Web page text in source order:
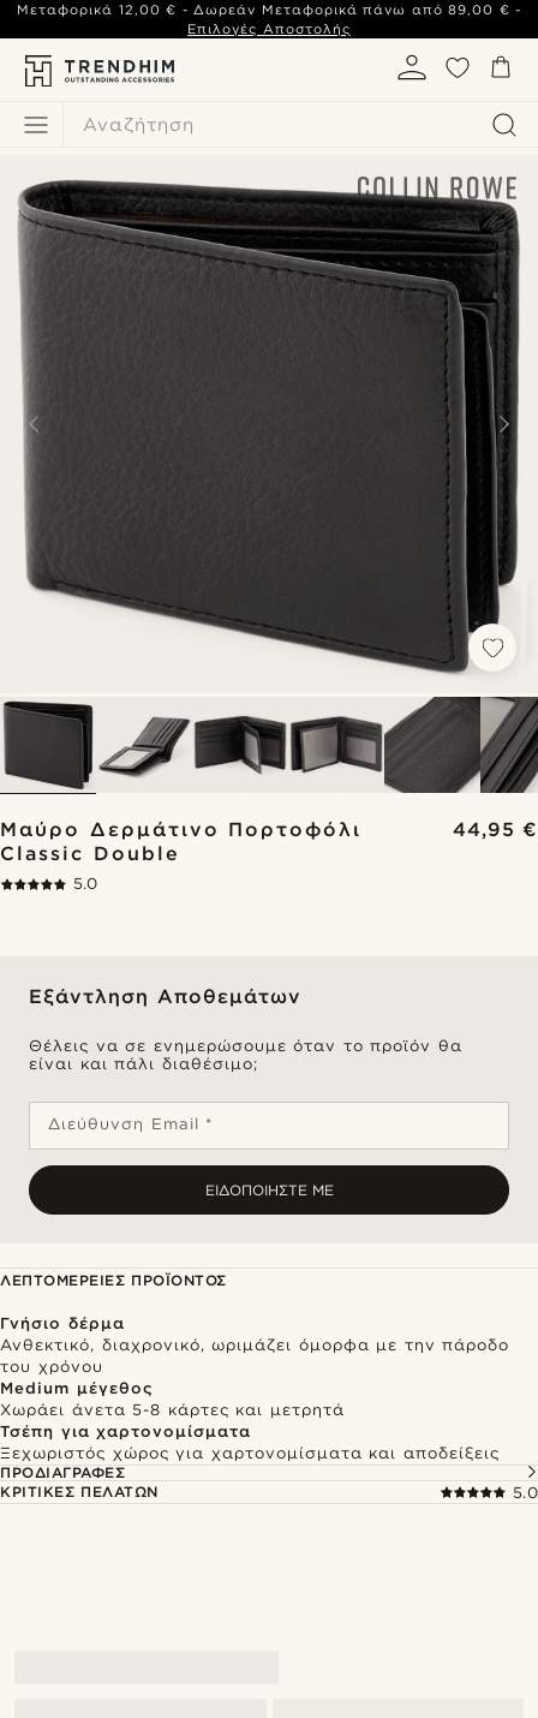
Αναζήτηση
Μεταφορικά 12,00 € - Δωρεάν Μεταφορικά πάνω από 89,00 € -
Επιλογές Αποστολής
Μαύρο Δερμάτινο Πορτοφόλι
Classic Double
44,95 €
5.0
Εξάντληση Αποθεμάτων
Θέλεις να σε ενημερώσουμε όταν το προϊόν θα
είναι και πάλι διαθέσιμο;
Διεύθυνση Email *
ΕΙΔΟΠΟΙΉΣΤΕ ΜΕ
ΛΕΠΤΟΜΈΡΕΙΕΣ ΠΡΟΪΌΝΤΟΣ
Γνήσιο δέρμα
Ανθεκτικό, διαχρονικό, ωριμάζει όμορφα με την πάροδο
του χρόνου
Medium μέγεθος
Χωράει άνετα 5-8 κάρτες και μετρητά
Τσέπη για χαρτονομίσματα
Ξεχωριστός χώρος για χαρτονομίσματα και αποδείξεις
ΠΡΟΔΙΑΓΡΑΦΈΣ
ΚΡΙΤΙΚΈΣ ΠΕΛΑΤΏΝ
5.0